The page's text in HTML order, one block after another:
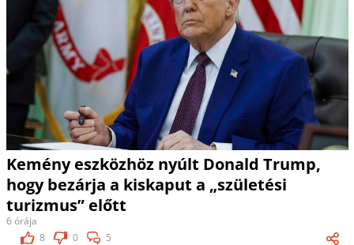
Kemény eszközhöz nyúlt Donald Trump,
hogy bezárja a kiskaput a „születési
turizmus” előtt
6 órája
8
0 5